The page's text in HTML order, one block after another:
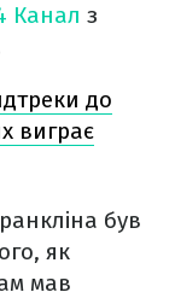
Канал з
до
виграє
був
як
мав